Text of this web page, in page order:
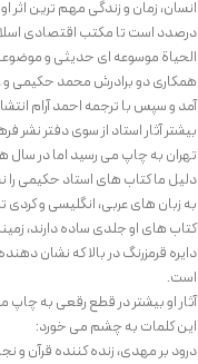
انسان، زمان و زندگی مهم ترین اثر
درصدد است تا مکتب اقتصادی
الحیاة موسوعه ای حدیثی و
همکاری دو برادرش محمد حکیمی
آمد و سپس با ترجمه احمد آرام
بیشتر آثار استاد از سوی دفتر نشر
تهران به چاپ می رسید اما در سال
دلیل ما کتاب های استاد حکیمی را
به زبان های عربی، انگلیسی و
کتاب های او جلدی ساده دارند،
دایره قرمزرنگ در بالا که نشان
است.
آثار او بیشتر در قطع رقعی به چاپ
این کلمات به چشم می خورد:
درود بر مهدی، زنده کننده قرآن و